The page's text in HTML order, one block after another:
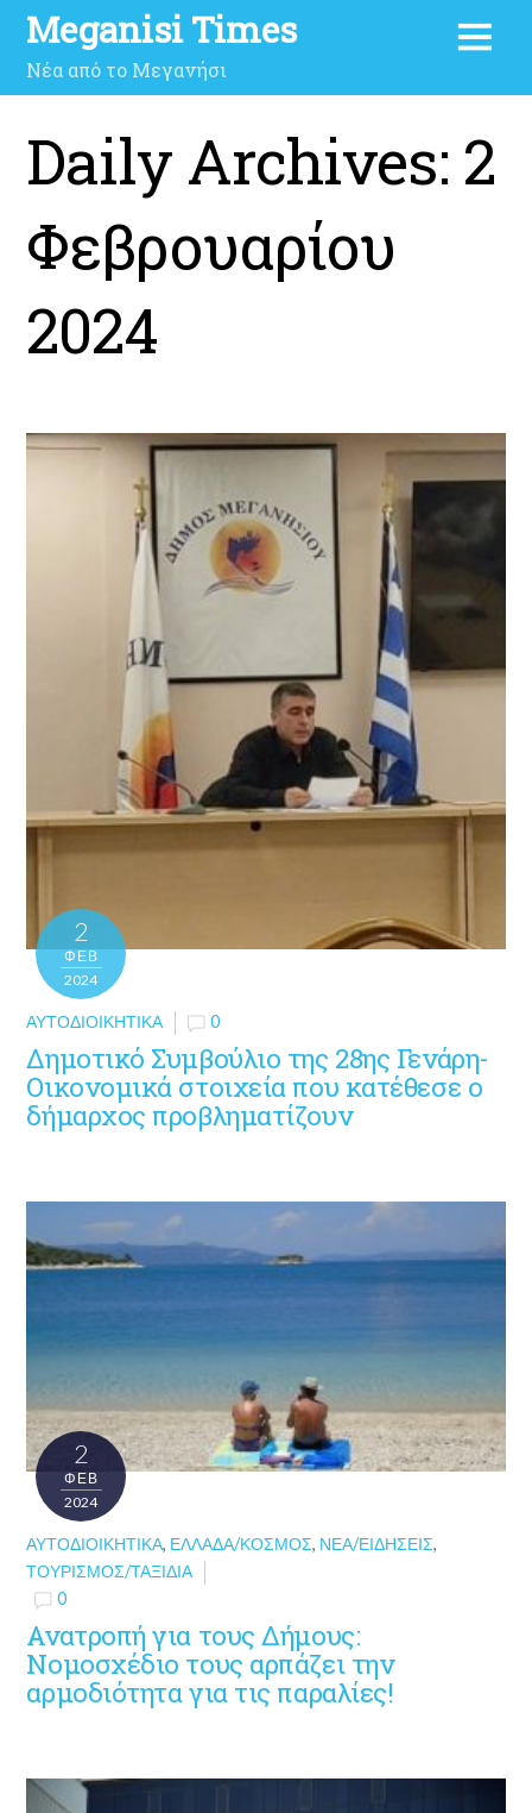
Meganisi Times
Νέα από το Μεγανήσι
Daily Archives: 2
Φεβρουαρίου
2024
2
ΦΕΒ
2024
ΑΥΤΟΔΙΟΙΚΗΤΙΚΆ 0
Δημοτικό Συμβούλιο της 28ης Γενάρη-
Οικονομικά στοιχεία που κατέθεσε ο
δήμαρχος προβληματίζουν
2
ΦΕΒ
2024
ΑΥΤΟΔΙΟΙΚΗΤΙΚΆ, ΕΛΛΆΔΑ/ΚΌΣΜΟΣ, ΝΈΑ/ΕΙΔΉΣΕΙΣ,
ΤΟΥΡΙΣΜΌΣ/ΤΑΞΊΔΙΑ
0
Ανατροπή για τους Δήμους:
Νομοσχέδιο τους αρπάζει την
αρμοδιότητα για τις παραλίες!